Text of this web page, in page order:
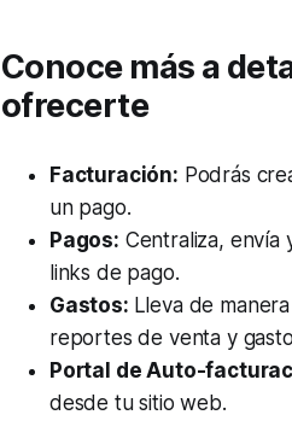
Conoce más a
ofrecerte
Facturación: Podrás
un pago.
Pagos: Centraliza, envía
links de pago.
Gastos: Lleva de
reportes de venta y
Portal de Auto-
desde tu sitio web.